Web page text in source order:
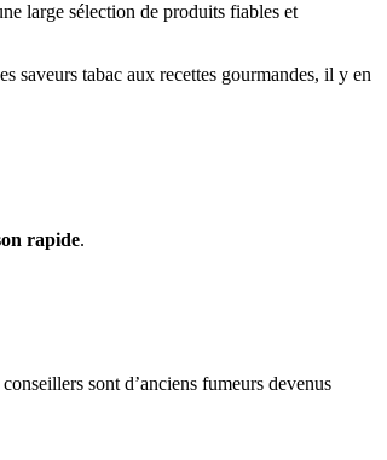
large sélection de produits fiables et
saveurs tabac aux recettes gourmandes, il y en
rapide.
sont d’anciens fumeurs devenus